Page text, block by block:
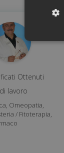
Ottenuti
lavoro
, Omeopatia,
/ Fitoterapia,